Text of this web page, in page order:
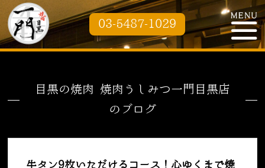
03-5487-1029
目黒の焼肉 焼肉うしみつ一門目黒店
のブログ
牛タン9枚いただけるコース！心ゆくまで焼